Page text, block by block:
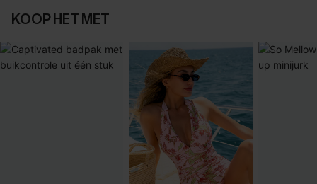
KOOP HET MET